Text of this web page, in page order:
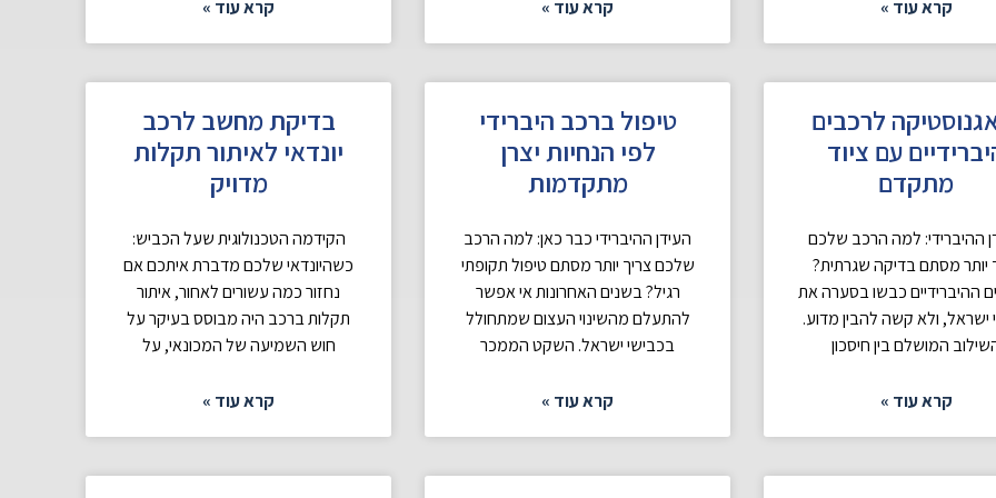
קרא עוד » קרא עוד » קרא עוד »
לרכבים
עם ציוד
מתקדם
ההיברידי: למה הרכב שלכם
יותר מסתם בדיקה שגרתית?
ההיברידיים כבשו בסערה את
ישראל, ולא קשה להבין מדוע.
המושלם בין חיסכון
קרא עוד »
טיפול ברכב היברידי
לפי הנחיות יצרן
מתקדמות
העידן ההיברידי כבר כאן: למה הרכב
שלכם צריך יותר מסתם טיפול תקופתי
רגיל? בשנים האחרונות אי אפשר
להתעלם מהשינוי העצום שמתחולל
בכבישי ישראל. השקט הממכר
קרא עוד »
בדיקת מחשב לרכב
יונדאי לאיתור תקלות
מדויק
הקידמה הטכנולוגית שעל הכביש:
כשהיונדאי שלכם מדברת איתכם אם
נחזור כמה עשורים לאחור, איתור
תקלות ברכב היה מבוסס בעיקר על
חוש השמיעה של המכונאי, על
קרא עוד »